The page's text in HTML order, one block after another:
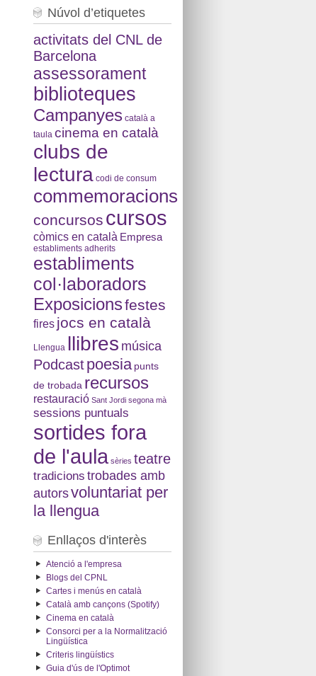
Núvol d’etiquetes
activitats del CNL de
Barcelona
assessorament
biblioteques
Campanyes català a
taula cinema en català
clubs de
lectura codi de consum
commemoracions
concursos cursos
còmics en català Empresa
establiments adherits
establiments
col·laboradors
Exposicionsfestes
fires jocs en català
Llengua llibres música
Podcast poesia punts
de trobada recursos
restauració Sant Jordi segona mà
sessions puntuals
sortides fora
de l'aula sèries teatre
tradicions trobades amb
autorsvoluntariat per
la llengua
Enllaços d'interès
Atenció a l'empresa
Blogs del CPNL
Cartes i menús en català
Català amb cançons (Spotify)
Cinema en català
Consorci per a la Normalització
Lingüística
Criteris lingüístics
Guia d'ús de l'Optimot